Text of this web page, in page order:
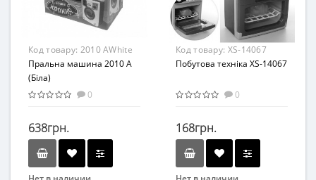
Код товару: 2010 АWhite
Пральна машина 2010 А
(Біла)
0
638грн.
Код товару: XS-14067
Побутова техніка XS-14067
0
168грн.